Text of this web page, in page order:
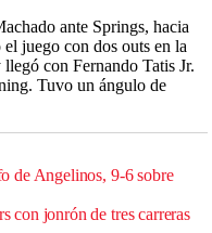
ante Springs, hacia
juego con dos outs en la
con Fernando Tatis Jr.
Tuvo un ángulo de
de Angelinos, 9-6 sobre
con jonrón de tres carreras